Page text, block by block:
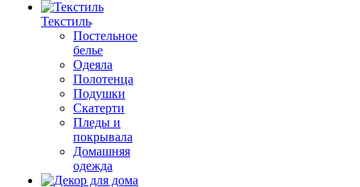
Текстиль
Постельное
белье
Одеяла
Полотенца
Подушки
Скатерти
Пледы и
покрывала
Домашняя
одежда